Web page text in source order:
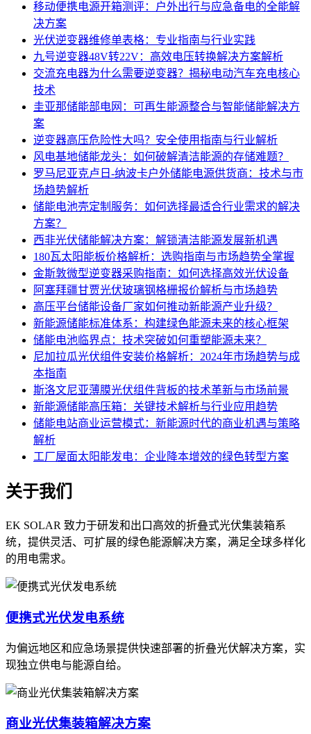
移动便携电源开箱测评：户外出行与应急备电的全能解
决方案
光伏逆变器维修单表格：专业指南与行业实践
九号逆变器48V转22V：高效电压转换解决方案解析
交流充电器为什么需要逆变器？揭秘电动汽车充电核心
技术
圭亚那储能部电网：可再生能源整合与智能储能解决方
案
逆变器高压危险性大吗？安全使用指南与行业解析
风电基地储能龙头：如何破解清洁能源的存储难题？
罗马尼亚克卢日-纳波卡户外储能电源供货商：技术与市
场趋势解析
储能电池壳定制服务：如何选择最适合行业需求的解决
方案？
西非光伏储能解决方案：解锁清洁能源发展新机遇
180瓦太阳能板价格解析：选购指南与市场趋势全掌握
金斯敦微型逆变器采购指南：如何选择高效光伏设备
阿塞拜疆甘贾光伏玻璃钢格栅报价解析与市场趋势
高压平台储能设备厂家如何推动新能源产业升级？
新能源储能标准体系：构建绿色能源未来的核心框架
储能电池临界点：技术突破如何重塑能源未来？
尼加拉瓜光伏组件安装价格解析：2024年市场趋势与成
本指南
斯洛文尼亚薄膜光伏组件背板的技术革新与市场前景
新能源储能高压箱：关键技术解析与行业应用趋势
储能电站商业运营模式：新能源时代的商业机遇与策略
解析
工厂屋面太阳能发电：企业降本增效的绿色转型方案
关于我们
EK SOLAR 致力于研发和出口高效的折叠式光伏集装箱系
统，提供灵活、可扩展的绿色能源解决方案，满足全球多样化
的用电需求。
便携式光伏发电系统
为偏远地区和应急场景提供快速部署的折叠光伏解决方案，实
现独立供电与能源自给。
商业光伏集装箱解决方案